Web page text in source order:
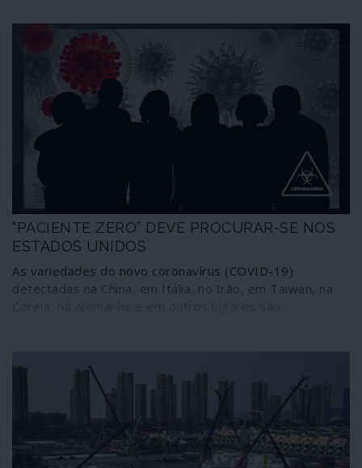
ameaça, como declarou há um mês o ministro dos
Negócios Estrangeiros, Wang Yi, na Conferência de
Segurança de Munique, durante o auge da luta do seu
país contra o coronavírus.
“PACIENTE ZERO” DEVE PROCURAR-SE NOS
ESTADOS UNIDOS
As variedades do novo coronavírus (COVID-19)
detectadas na China, em Itália, no Irão, em Taiwan, na
todas as variedades e mutações do vírus através da
análise de quase cem amostras do genoma colectadas
em 12 países de quatro continentes. Por estas
circunstâncias torna-se difícil encontrar o “paciente
zero” da pandemia, que não está certamente entre os